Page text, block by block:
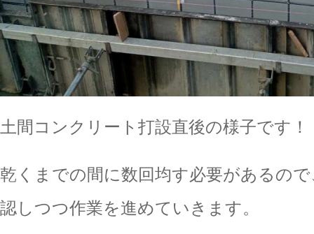
土間コンクリート打設直後の様子です！
乾くまでの間に数回均す必要があるの
認しつつ作業を進めていきます。